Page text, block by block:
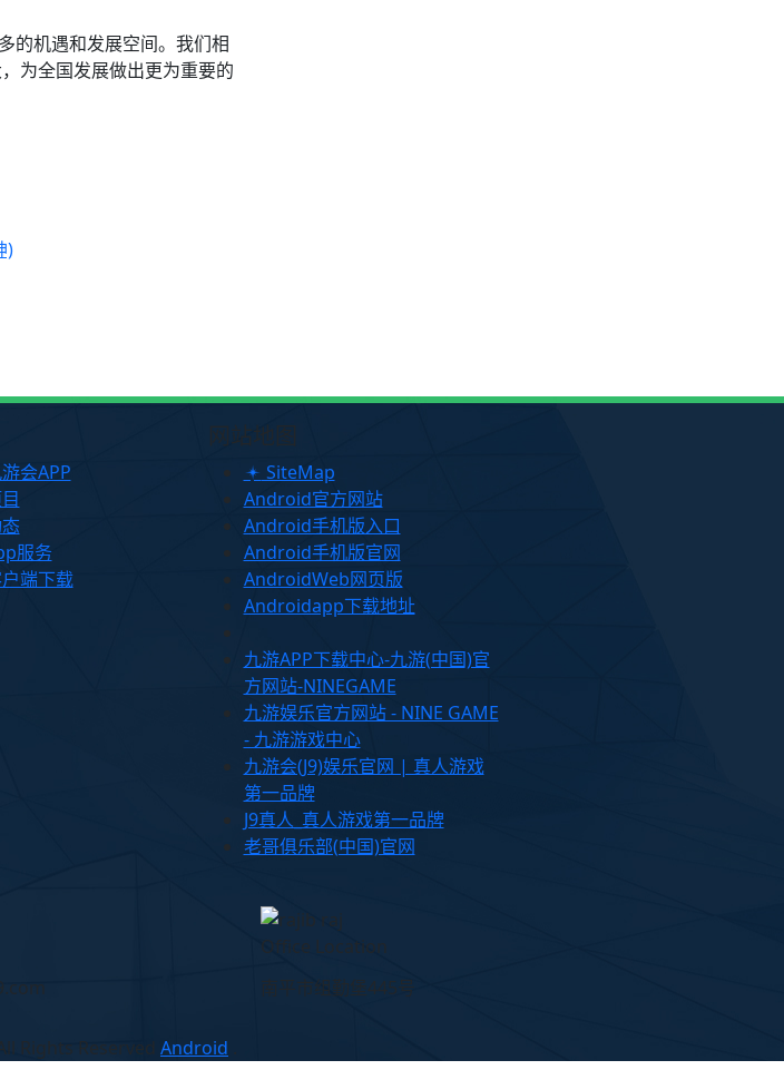
的机遇和发展空间。我们相
为全国发展做出更为重要的
会APP
服务
端下载
网站地图
SiteMap
Android官方网站
Android手机版入口
Android手机版官网
AndroidWeb网页版
Androidapp下载地址
九游APP下载中心-九游(中国)官
方网站-NINEGAME
九游娱乐官方网站 - NINE GAME
- 九游游戏中心
九游会(J9)娱乐官网 | 真人游戏
第一品牌
J9真人_真人游戏第一品牌
老哥俱乐部(中国)官网
南平市组勤堡445号
Rights Reserved Android